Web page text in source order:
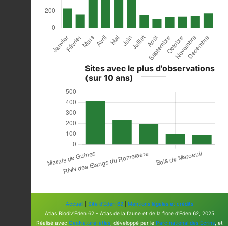
Sites avec le plus d'observations
(sur 10 ans)
Accueil| Site d'Eden 62|
Mentions légales et crédits
Atlas Biodiv'Eden 62 - Atlas de la faune et de la flore d'Eden 62, 2025
Réalisé avec GeoNature-atlas, développé par le Parc national des Écrins, et